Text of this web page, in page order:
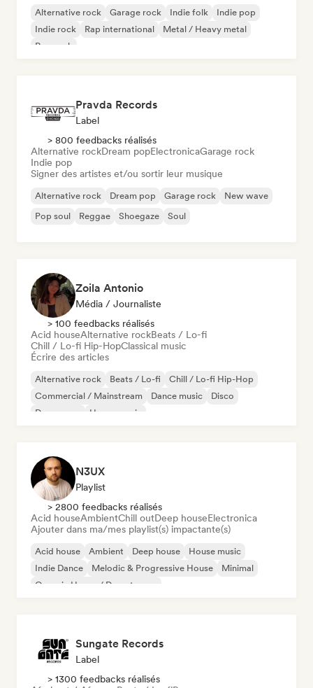
Alternative rock Garage rock Indie folk
Indie pop
Indie rock
Rap international
Metal / Heavy metal
Pop rock
Pravda Records
Label
> 800 feedbacks réalisés
Alternative rockDream popElectronicaGarage rock
Indie pop
Signer des artistes et/ou sortir leur musique
Alternative rock Dream pop Garage rock
New wave
Pop soul
Reggae Shoegaze Soul
Zoila Antonio
Média / Journaliste
> 100 feedbacks réalisés
Acid houseAlternative rockBeats / Lo-fi
Chill / Lo-fi Hip-HopClassical music
Écrire des articles
Alternative rock Beats / Lo-fi
Chill / Lo-fi Hip-Hop
Commercial / Mainstream
Dance music
Disco
Dream pop
House music
N3UX
Playlist
> 2800 feedbacks réalisés
Acid houseAmbientChill outDeep houseElectronica
Ajouter dans ma/mes playlist(s) impactante(s)
Acid house Ambient Deep house
House music
Indie Dance
Melodic & Progressive House
Minimal
Organic House / Downtempo
Sungate Records
Label
> 1300 feedbacks réalisés